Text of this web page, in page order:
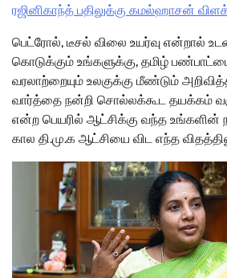
ரஜினிகாந்த் பதிலுக்கு கமல்ஹாசன்
பெட்ரோல், டீசல் விலை உயர்வு என்றால்
கொடுக்கும் உங்களுக்கு, தமிழ்
வரலாற்றையும் உலகுக்கு மீண்டும்
வார்த்தை நன்றி சொல்லக்கூட தயக்கம்
என்ற பெயரில் ஆட்சிக்கு வந்த
கால தி.மு.க ஆட்சியை விட எந்த